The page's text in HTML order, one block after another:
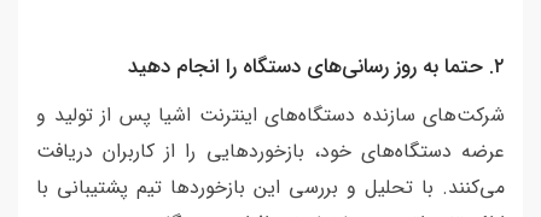
٢. حتما به روز رسانی‌های دستگاه را انجام دهید
شرکت‌های سازنده دستگاه‌های اینترنت اشیا پس از تولید و
عرضه دستگاه‌های خود، بازخوردهایی را از کاربران دریافت
می‌کنند. با تحلیل و بررسی این بازخوردها تیم پشتیبانی با